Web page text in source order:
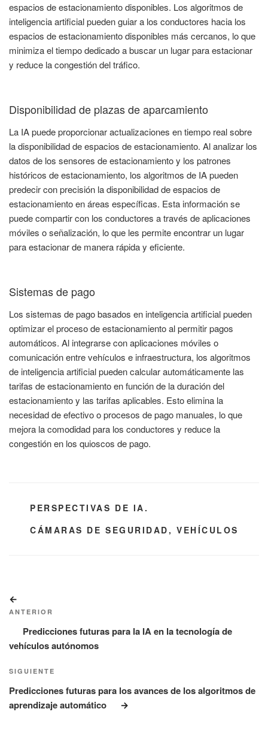
espacios de estacionamiento disponibles. Los algoritmos de
inteligencia artificial pueden guiar a los conductores hacia los
espacios de estacionamiento disponibles más cercanos, lo que
minimiza el tiempo dedicado a buscar un lugar para estacionar
y reduce la congestión del tráfico.
Disponibilidad de plazas de aparcamiento
La IA puede proporcionar actualizaciones en tiempo real sobre
la disponibilidad de espacios de estacionamiento. Al analizar los
datos de los sensores de estacionamiento y los patrones
históricos de estacionamiento, los algoritmos de IA pueden
predecir con precisión la disponibilidad de espacios de
estacionamiento en áreas específicas. Esta información se
puede compartir con los conductores a través de aplicaciones
móviles o señalización, lo que les permite encontrar un lugar
para estacionar de manera rápida y eficiente.
Sistemas de pago
Los sistemas de pago basados en inteligencia artificial pueden
optimizar el proceso de estacionamiento al permitir pagos
automáticos. Al integrarse con aplicaciones móviles o
comunicación entre vehículos e infraestructura, los algoritmos
de inteligencia artificial pueden calcular automáticamente las
tarifas de estacionamiento en función de la duración del
estacionamiento y las tarifas aplicables. Esto elimina la
necesidad de efectivo o procesos de pago manuales, lo que
mejora la comodidad para los conductores y reduce la
congestión en los quioscos de pago.
CATEGORÍAS
PERSPECTIVAS DE IA.
ETIQUETAS
CÁMARAS DE SEGURIDAD , VEHÍCULOS
de
entradas
anterior:
ANTERIOR
Predicciones futuras para la IA en la tecnología de
vehículos autónomos
Siguiente
entrada
SIGUIENTE
Predicciones futuras para los avances de los algoritmos de
aprendizaje automático